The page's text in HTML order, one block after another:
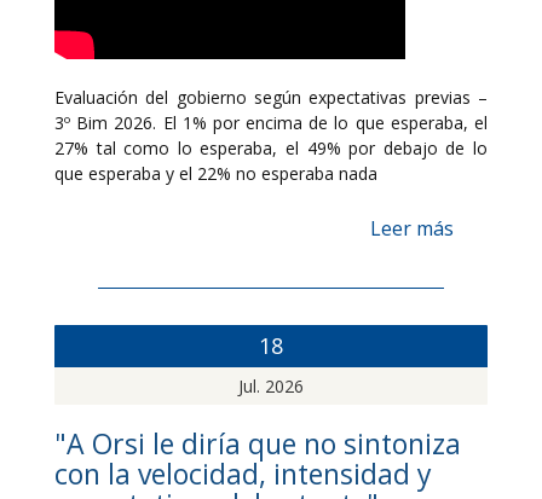
Evaluación del gobierno según expectativas previas –
3º Bim 2026. El 1% por encima de lo que esperaba, el
27% tal como lo esperaba, el 49% por debajo de lo
que esperaba y el 22% no esperaba nada
Leer más
18
Jul. 2026
"A Orsi le diría que no sintoniza
con la velocidad, intensidad y